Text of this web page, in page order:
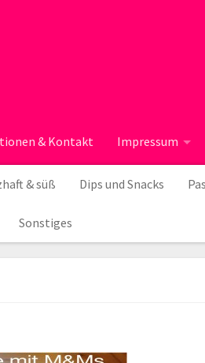
& Kontakt Impressum
& süß Dips und Snacks
Sonstiges